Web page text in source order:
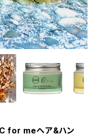
C for meヘア&ハン